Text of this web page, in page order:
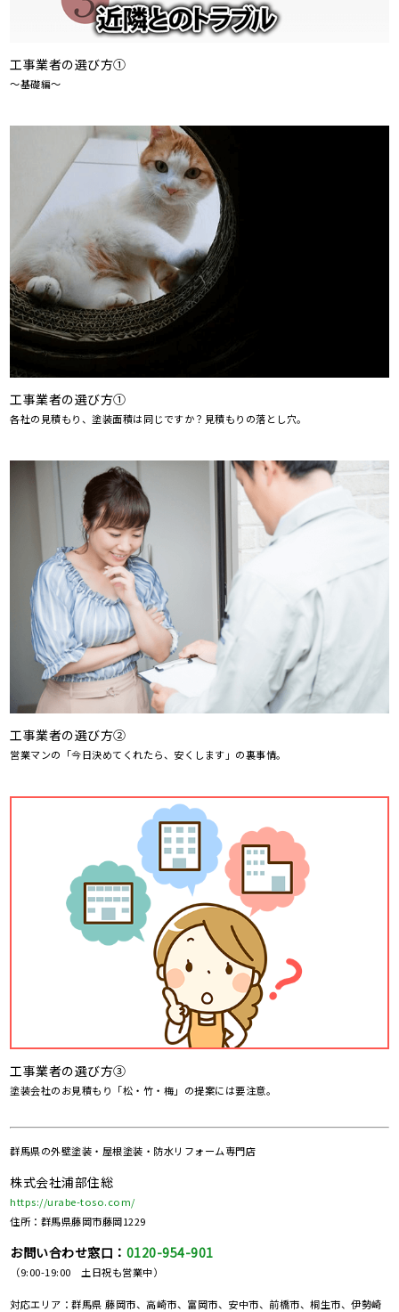
工事業者の選び方①
～基礎編～
工事業者の選び方①
各社の見積もり、塗装面積は同じですか？見積もりの落とし穴。
工事業者の選び方②
営業マンの「今日決めてくれたら、安くします」の裏事情。
工事業者の選び方③
塗装会社のお見積もり「松・竹・梅」の提案には要注意。
群馬県の外壁塗装・屋根塗装・防水リフォーム専門店
株式会社浦部住総
https://urabe-toso.com/
住所：群馬県藤岡市藤岡1229
お問い合わせ窓口： 0120-954-901
（9:00-19:00 土日祝も営業中）
対応エリア：群馬県 藤岡市、高崎市、富岡市、安中市、前橋市、桐生市、伊勢崎